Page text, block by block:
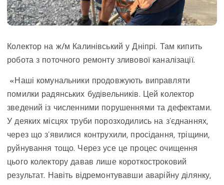
Колектор на ж/м Калинівський у Дніпрі. Там кипить
робота з поточного ремонту зливової каналізації.
«Наші комунальники продовжують виправляти
помилки радянських будівельників. Цей колектор
зведений із численними порушеннями та дефектами.
У деяких місцях труби порозходились на з’єднаннях,
через що з’явилися контрухили, просідання, тріщини,
руйнування тощо. Через усе це процес очищення
цього колектору давав лише короткостроковий
результат. Навіть відремонтувавши аварійну ділянку,